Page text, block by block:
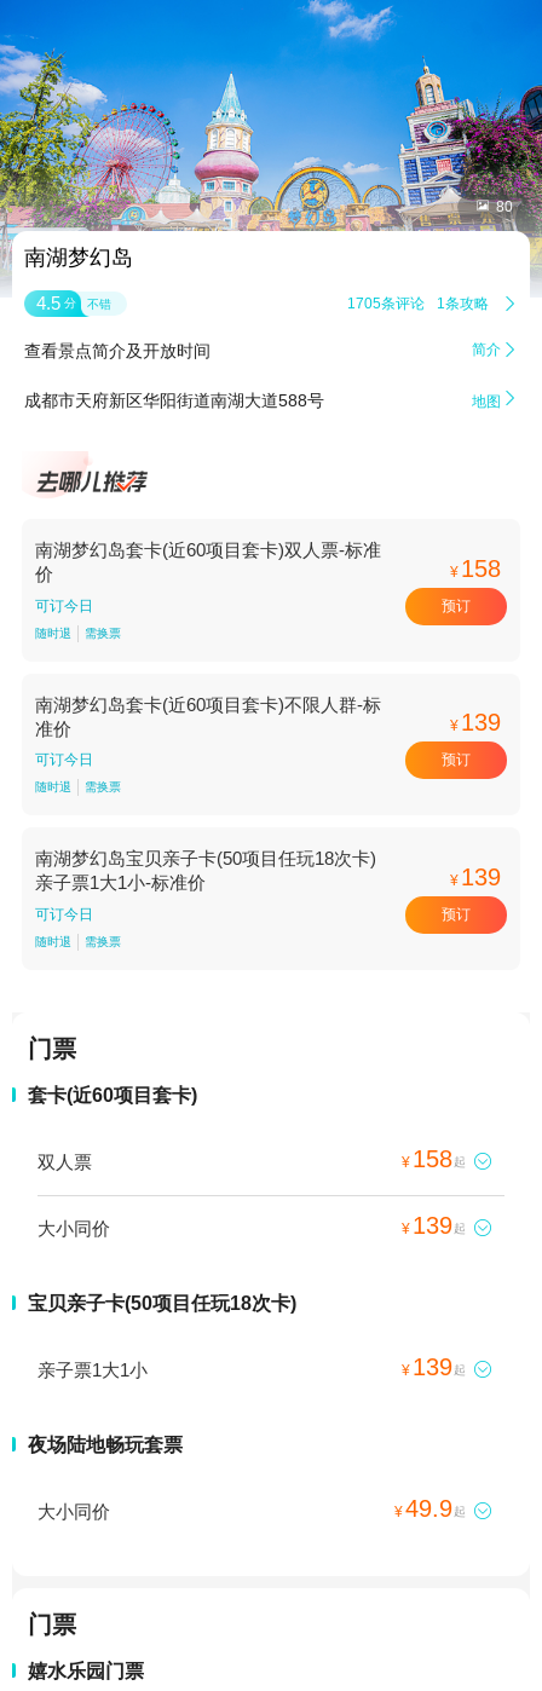
 80
南湖梦幻岛
4.5 分 不错 1705条评论 1条攻略 
查看景点简介及开放时间 简介 
成都市天府新区华阳街道南湖大道588号 地图 
南湖梦幻岛套卡(近60项目套卡)双人票-标准
价
可订今日
随时退 需换票
¥ 158
预订
南湖梦幻岛套卡(近60项目套卡)不限人群-标
准价
可订今日
随时退 需换票
¥ 139
预订
南湖梦幻岛宝贝亲子卡(50项目任玩18次卡)
亲子票1大1小-标准价
可订今日
随时退 需换票
¥ 139
预订
门票
套卡(近60项目套卡)
双人票 ¥ 158起 
大小同价 ¥ 139起 
宝贝亲子卡(50项目任玩18次卡)
亲子票1大1小 ¥ 139起 
夜场陆地畅玩套票
大小同价 ¥49.9起 
门票
嬉水乐园门票